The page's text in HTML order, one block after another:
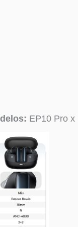
EP10 Pro x